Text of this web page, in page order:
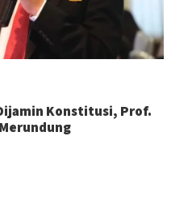
Konstitusi, Prof.